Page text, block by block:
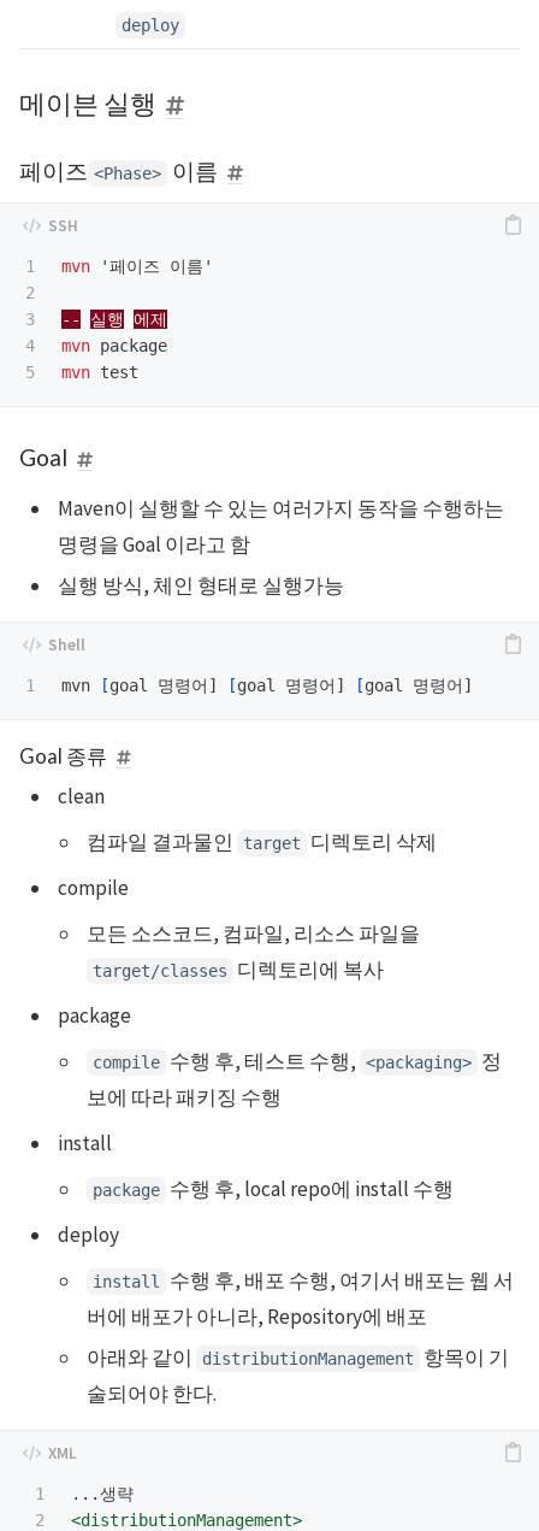
deploy
메이븐 실행
페이즈 <Phase> 이름
1
2
3
4
mvn '페이즈 이름'
-- 실행
에제
mvn
mvn
Goal
Maven이 실행할 수 있는 여러가지 동작을 수행하는
명령을 Goal 이라고 함
실행 방식, 체인 형태로 실행가능
mvn [goal 명령어] [goal 명령어] [
Goal 종류
clean
컴파일 결과물인
target
디렉토리 삭제
compile
모든 소스코드, 컴파일, 리소스 파일을
target/classes
디렉토리에 복사
package
compile 수행 후, 테스트 수행, <packaging> 정
보에 따라 패키징 수행
install
package 수행 후, local repo에 install 수행
deploy
install
수행 후, 배포 수행, 여기서 배포는 웹 서
버에 배포가 아니라, Repository에 배포
아래와 같이
distributionManagement
항목이 기
술되어야 한다.
1
2
<distributionManagement>